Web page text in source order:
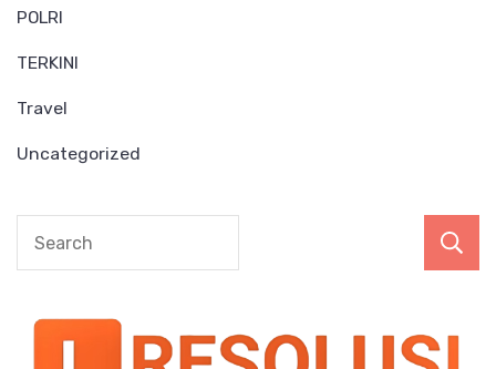
POLRI
TERKINI
Travel
Uncategorized